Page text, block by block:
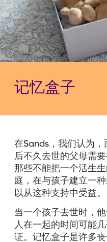
记忆盒子
在Sands，我们认为
后不久去世的父母需
那些不能把一个活生
庭，在与孩子建立一
以从这种支持中受益。
当一个孩子去世时，
人在一起的时间可能
证。记忆盒子是许多